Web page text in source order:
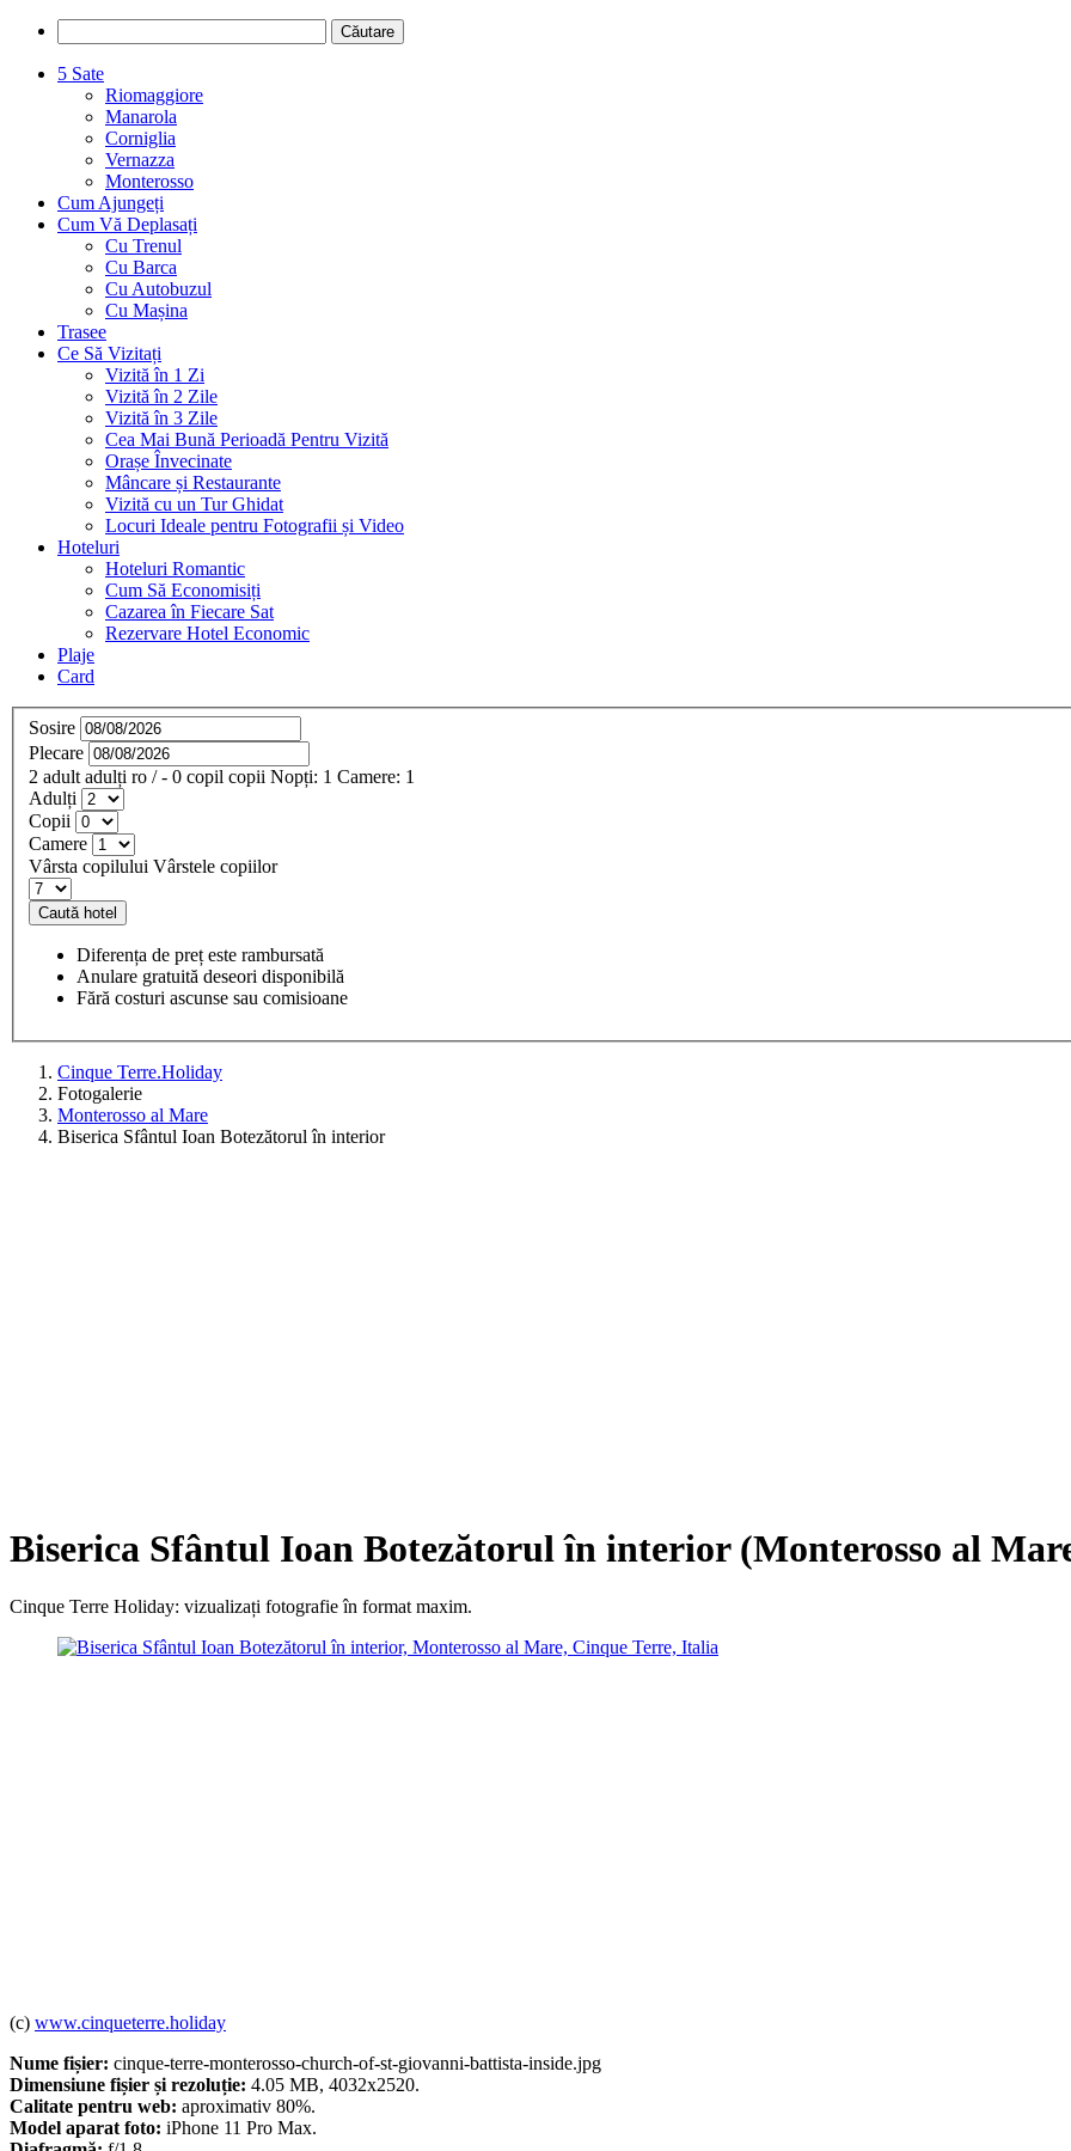
5 Sate
Riomaggiore
Manarola
Corniglia
Vernazza
Monterosso
Cum Ajungeți
Cum Vă Deplasați
Cu Trenul
Cu Barca
Cu Autobuzul
Cu Mașina
Trasee
Ce Să Vizitați
Vizită în 1 Zi
Vizită în 2 Zile
Vizită în 3 Zile
Cea Mai Bună Perioadă Pentru Vizită
Orașe Învecinate
Mâncare și Restaurante
Vizită cu un Tur Ghidat
Locuri Ideale pentru Fotografii și Video
Hoteluri
Hoteluri Romantic
Cum Să Economisiți
Cazarea în Fiecare Sat
Rezervare Hotel Economic
Plaje
Card
Sosire
Plecare
2 adult adulți ro / - 0 copil copii Nopți: 1 Camere: 1
Adulți
Copii
Camere
Vârsta copilului Vârstele copiilor
Caută hotel
Diferența de preț este rambursată
Anulare gratuită deseori disponibilă
Fără costuri ascunse sau comisioane
Cinque Terre.Holiday
Fotogalerie
Monterosso al Mare
Biserica Sfântul Ioan Botezătorul în interior
Biserica Sfântul Ioan Botezătorul în interior (Monterosso al
Cinque Terre Holiday: vizualizați fotografie în format maxim.
(c) www.cinqueterre.holiday
Nume fișier: cinque-terre-monterosso-church-of-st-giovanni-battista-inside.jpg
Dimensiune fișier și rezoluție: 4.05 MB, 4032x2520.
Calitate pentru web: aproximativ 80%.
Model aparat foto: iPhone 11 Pro Max.